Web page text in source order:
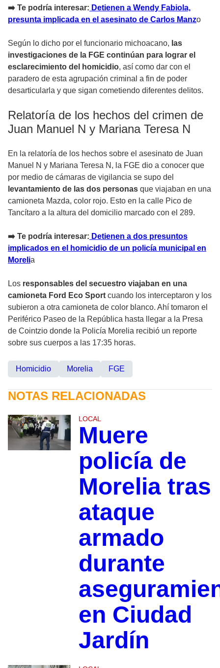
➡️ Te podría interesar: Detienen a Wendy Fabiola,
presunta implicada en el asesinato de Carlos Manzo
Según lo dicho por el funcionario michoacano, las
investigaciones de la FGE continúan para lograr el
esclarecimiento del homicidio, así como dar con el
paradero de esta agrupación criminal a fin de poder
desarticularla y que sigan cometiendo diferentes delitos.
Relatoría de los hechos del crimen de
Juan Manuel N y Mariana Teresa N
En la relatoría de los hechos sobre el asesinato de Juan
Manuel N y Mariana Teresa N, la FGE dio a conocer que
por medio de cámaras de vigilancia se supo del
levantamiento de las dos personas que viajaban en una
camioneta Mazda, color rojo. Esto en la calle Pico de
Tancítaro a la altura del domicilio marcado con el 289.
➡️ Te podría interesar: Detienen a dos presuntos
implicados en el homicidio de un policía municipal en
Morelia
Los responsables del secuestro viajaban en una
camioneta Ford Eco Sport cuando los interceptaron y los
subieron a otra camioneta de color blanco. Ahí tomaron el
Periférico Paseo de la República hasta llegar a la Presa
de Cointzio donde la Policía Morelia recibió un reporte
sobre sus cuerpos a las 17:35 horas.
Homicidio Morelia FGE
NOTAS RELACIONADAS
LOCAL
Muere
policía de
Morelia tras
ataque
armado
durante
en Ciudad
Jardín